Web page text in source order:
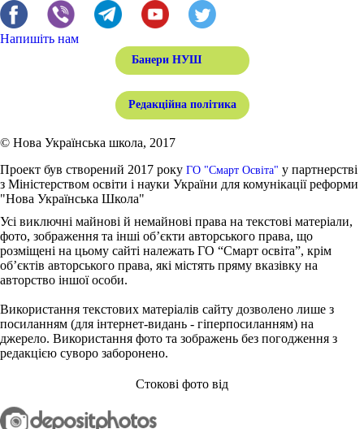
Напишіть нам
Банери НУШ
Редакційна політика
© Нова Українська школа, 2017
Проект був створений 2017 року ГО "Смарт Освіта" у партнерстві
з Міністерством освіти і науки України для комунікації реформи
"Нова Українська Школа"
Усі виключні майнові й немайнові права на текстові матеріали,
фото, зображення та інші об’єкти авторського права, що
розміщені на цьому сайті належать ГО “Смарт освіта”, крім
об’єктів авторського права, які містять пряму вказівку на
авторство іншої особи.
Використання текстових матеріалів сайту дозволено лише з
посиланням (для інтернет-видань - гіперпосиланням) на
джерело. Використання фото та зображень без погодження з
редакцією суворо заборонено.
Стокові фото від